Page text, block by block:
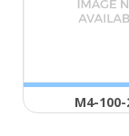
Μ4-100-